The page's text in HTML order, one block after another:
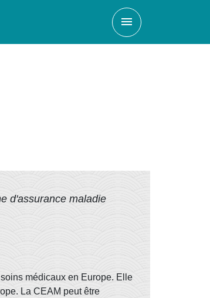
menu
d'assurance maladie
médicaux en Europe. Elle
La CEAM peut être